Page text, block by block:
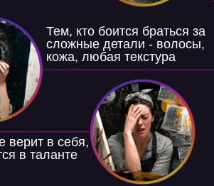
верит в себя,
в таланте
Тем, кто боится браться за
сложные детали - волосы,
кожа, любая текстура